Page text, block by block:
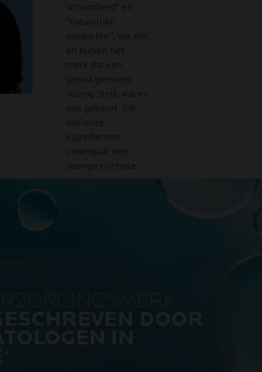
schoonheid” en
“natuurlijke
producten”, we zijn
en blijven het
merk dat een
gerust gemoed
voorop stelt, wat er
ook gebeurt. Elk
van onze
ingrediënten
ondergaat een
strenge controle
hunkert, zonder
bijwerkingen.
DOOR
IN